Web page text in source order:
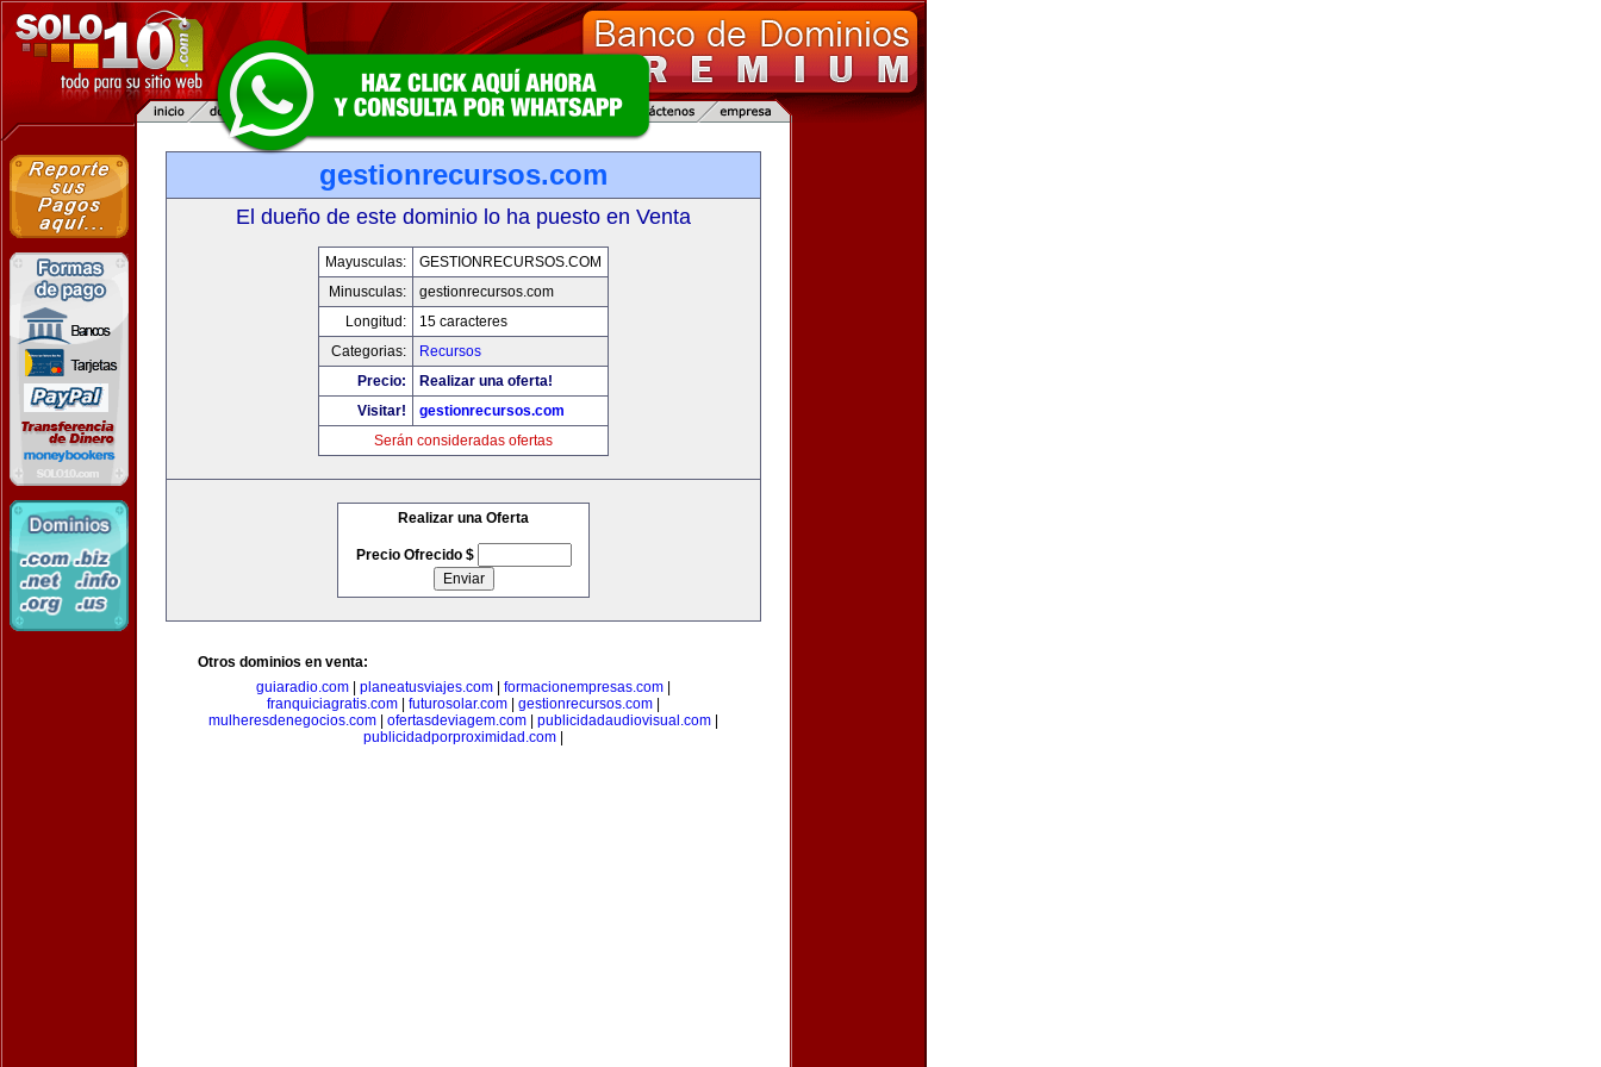
gestionrecursos.com
El dueño de este dominio lo ha puesto en Venta
Mayusculas:
GESTIONRECURSOS.COM
Minusculas:
gestionrecursos.com
Longitud:
15 caracteres
Categorias:
Recursos
Precio:
Realizar una oferta!
Visitar!
gestionrecursos.com
Serán consideradas ofertas
Realizar una Oferta
Precio Ofrecido $
Otros dominios en venta:
guiaradio.com
planeatusviajes.com formacionempresas.com
franquiciagratis.com
futurosolar.com gestionrecursos.com
mulheresdenegocios.com
ofertasdeviagem.com publicidadaudiovisual.com
publicidadporproximidad.com